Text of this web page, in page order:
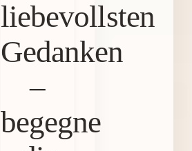
liebevollsten
Gedanken
–
begegne